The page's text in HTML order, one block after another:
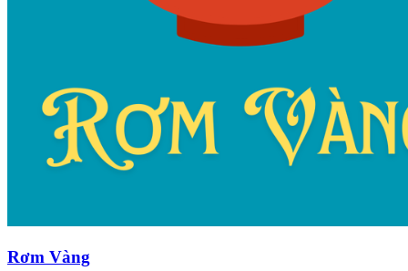
Rơm Vàng